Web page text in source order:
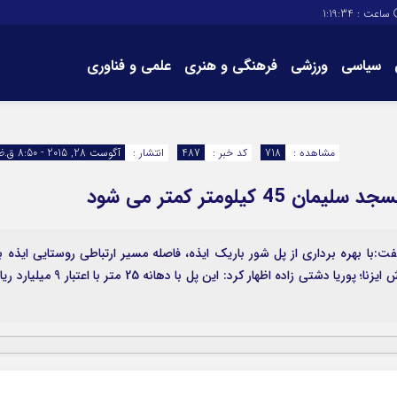
ساعت : 1:19:35
سیاسی ورزشی فرهنگی و هنری علمی و فناوری
انتشار : آگوست 28, 2015 - 8:50 ق.ظ کد خبر : 487 مشاهده : 718
کمتر می شود
بهره برداری از پل شور باریک ایذه، فاصله مسیر ارتباطی روستایی ایذه
مسجد سلیمان حدود 45 کیلومتر کمتر می شود. به گزارش ایزنا؛ پوریا دشتی زاده اظهار کرد: این پل با دهانه 25 متر